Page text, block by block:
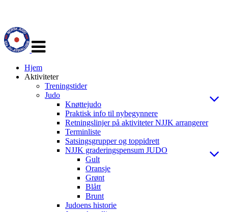
navigasjon
Hjem
Aktiviteter
Treningstider
Judo
Knøttejudo
Praktisk info til nybegynnere
Retningslinjer på aktiviteter NJJK arrangerer
Terminliste
Satsingsgrupper og toppidrett
NJJK graderingspensum JUDO
Gult
Oransje
Grønt
Blått
Brunt
Judoens historie